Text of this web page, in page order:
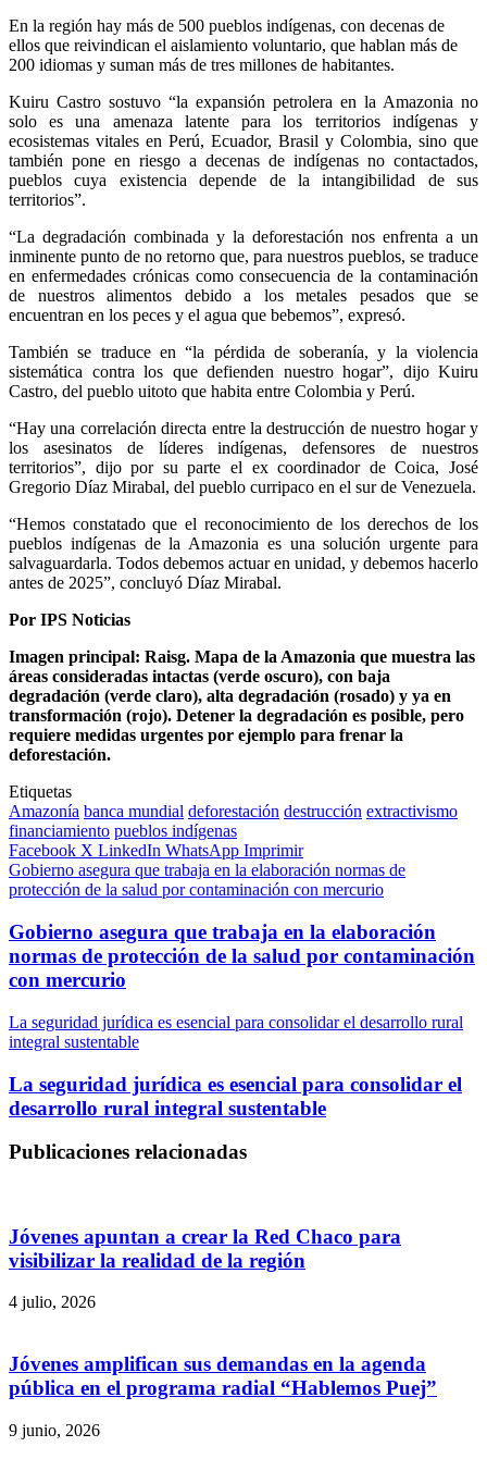
En la región hay más de 500 pueblos indígenas, con decenas de
ellos que reivindican el aislamiento voluntario, que hablan más de
200 idiomas y suman más de tres millones de habitantes.
Kuiru Castro sostuvo “la expansión petrolera en la Amazonia no
solo es una amenaza latente para los territorios indígenas y
ecosistemas vitales en Perú, Ecuador, Brasil y Colombia, sino que
también pone en riesgo a decenas de indígenas no contactados,
pueblos cuya existencia depende de la intangibilidad de sus
territorios”.
“La degradación combinada y la deforestación nos enfrenta a un
inminente punto de no retorno que, para nuestros pueblos, se traduce
en enfermedades crónicas como consecuencia de la contaminación
de nuestros alimentos debido a los metales pesados que se
encuentran en los peces y el agua que bebemos”, expresó.
También se traduce en “la pérdida de soberanía, y la violencia
sistemática contra los que defienden nuestro hogar”, dijo Kuiru
Castro, del pueblo uitoto que habita entre Colombia y Perú.
“Hay una correlación directa entre la destrucción de nuestro hogar y
los asesinatos de líderes indígenas, defensores de nuestros
territorios”, dijo por su parte el ex coordinador de Coica, José
Gregorio Díaz Mirabal, del pueblo curripaco en el sur de Venezuela.
“Hemos constatado que el reconocimiento de los derechos de los
pueblos indígenas de la Amazonia es una solución urgente para
salvaguardarla. Todos debemos actuar en unidad, y debemos hacerlo
antes de 2025”, concluyó Díaz Mirabal.
Por IPS Noticias
Imagen principal: Raisg. Mapa de la Amazonia que muestra las
áreas consideradas intactas (verde oscuro), con baja
degradación (verde claro), alta degradación (rosado) y ya en
transformación (rojo). Detener la degradación es posible, pero
requiere medidas urgentes por ejemplo para frenar la
deforestación.
Etiquetas
Amazonía banca mundial deforestación destrucción extractivismo
financiamiento pueblos indígenas
Facebook X LinkedIn WhatsApp Imprimir
Gobierno asegura que trabaja en la elaboración normas de
protección de la salud por contaminación con mercurio
Gobierno asegura que trabaja en la elaboración
normas de protección de la salud por contaminación
con mercurio
La seguridad jurídica es esencial para consolidar el desarrollo rural
integral sustentable
La seguridad jurídica es esencial para consolidar el
desarrollo rural integral sustentable
Publicaciones relacionadas
Jóvenes apuntan a crear la Red Chaco para
visibilizar la realidad de la región
4 julio, 2026
Jóvenes amplifican sus demandas en la agenda
pública en el programa radial “Hablemos Puej”
9 junio, 2026